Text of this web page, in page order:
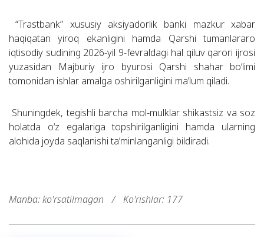
“Trastbank” xususiy aksiyadorlik banki mazkur xabar
haqiqatan yiroq ekanligini hamda Qarshi tumanlararo
iqtisodiy sudining 2026-yil 9-fevraldagi hal qiluv qarori ijrosi
yuzasidan Majburiy ijro byurosi Qarshi shahar bo‘limi
tomonidan ishlar amalga oshirilganligini ma’lum qiladi.
Shuningdek, tegishli barcha mol-mulklar shikastsiz va soz
holatda o‘z egalariga topshirilganligini hamda ularning
alohida joyda saqlanishi ta’minlanganligi bildiradi.
Manba: ko'rsatilmagan / Ko'rishlar: 177